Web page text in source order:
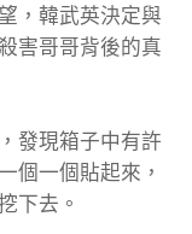
，韓武英決定與
害哥哥背後的真
發現箱子中有許
個一個貼起來，
下去。